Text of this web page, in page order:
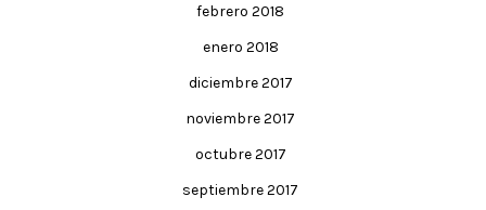
febrero 2018
enero 2018
diciembre 2017
noviembre 2017
octubre 2017
septiembre 2017